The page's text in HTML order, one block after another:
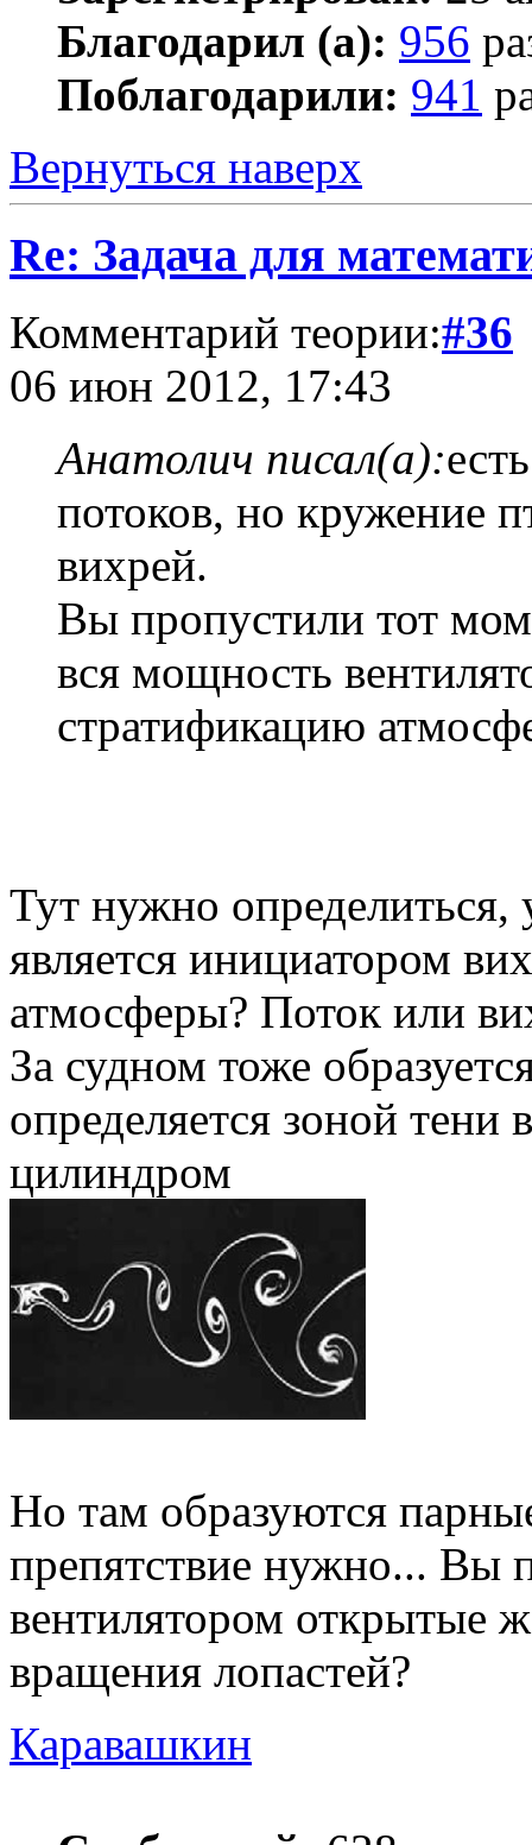
Благодарил (а): 956
Поблагодарили: 941
Вернуться наверх
Re: Задача для
Комментарий теории:#36
06 июн 2012, 17:43
Анатолич писал(а):
потоков, но кружение
вихрей.
Вы пропустили тот
вся мощность
стратификацию
Тут нужно
является инициатором
атмосферы? Поток или
За судном тоже
определяется зоной тени
цилиндром
Но там образуются
препятствие нужно... Вы
вентилятором открытые
вращения лопастей?
Каравашкин